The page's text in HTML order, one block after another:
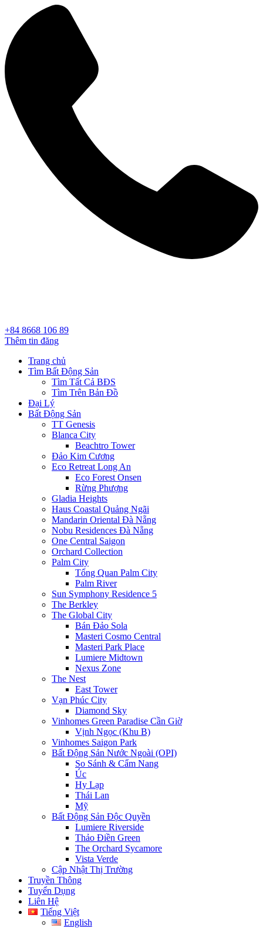
+84 8668 106 89
Thêm tin đăng
Trang chủ
Tìm Bất Động Sản
Tìm Tất Cả BĐS
Tìm Trên Bản Đồ
Đại Lý
Bất Động Sản
TT Genesis
Blanca City
Beachtro Tower
Đảo Kim Cương
Eco Retreat Long An
Eco Forest Onsen
Rừng Phượng
Gladia Heights
Haus Coastal Quảng Ngãi
Mandarin Oriental Đà Nẵng
Nobu Residences Đà Nẵng
One Central Saigon
Orchard Collection
Palm City
Tổng Quan Palm City
Palm River
Sun Symphony Residence 5
The Berkley
The Global City
Bán Đảo Sola
Masteri Cosmo Central
Masteri Park Place
Lumiere Midtown
Nexus Zone
The Nest
East Tower
Vạn Phúc City
Diamond Sky
Vinhomes Green Paradise Cần Giờ
Vịnh Ngọc (Khu B)
Vinhomes Saigon Park
Bất Động Sản Nước Ngoài (OPI)
So Sánh & Cẩm Nang
Úc
Hy Lạp
Thái Lan
Mỹ
Bất Động Sản Độc Quyền
Lumiere Riverside
Thảo Điền Green
The Orchard Sycamore
Vista Verde
Cập Nhật Thị Trường
Truyền Thông
Tuyển Dụng
Liên Hệ
Tiếng Việt
English